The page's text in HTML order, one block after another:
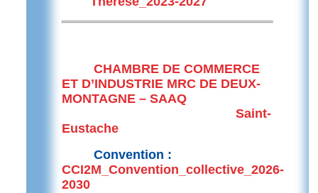
CHAMBRE DE COMMERCE
ET D’INDUSTRIE MRC DE DEUX-
MONTAGNE – SAAQ
Saint-
Eustache
Convention :
CCI2M_Convention_collective_2026-
2030